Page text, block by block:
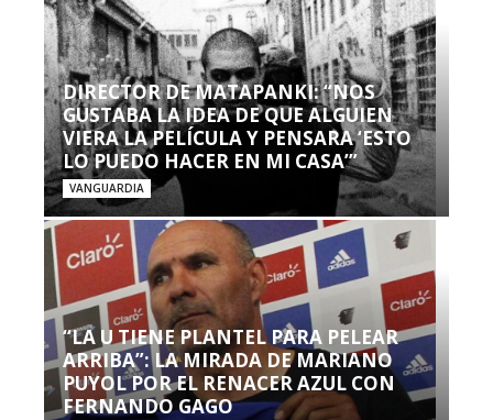
DIRECTOR DE MATAPANKI: “NOS
GUSTABA LA IDEA DE QUE ALGUIEN
VIERA LA PELÍCULA Y PENSARA ‘ESTO
LO PUEDO HACER EN MI CASA’”
VANGUARDIA
“LA U TIENE PLANTEL PARA PELEAR
ARRIBA”: LA MIRADA DE MARIANO
PUYOL POR EL RENACER AZUL CON
FERNANDO GAGO